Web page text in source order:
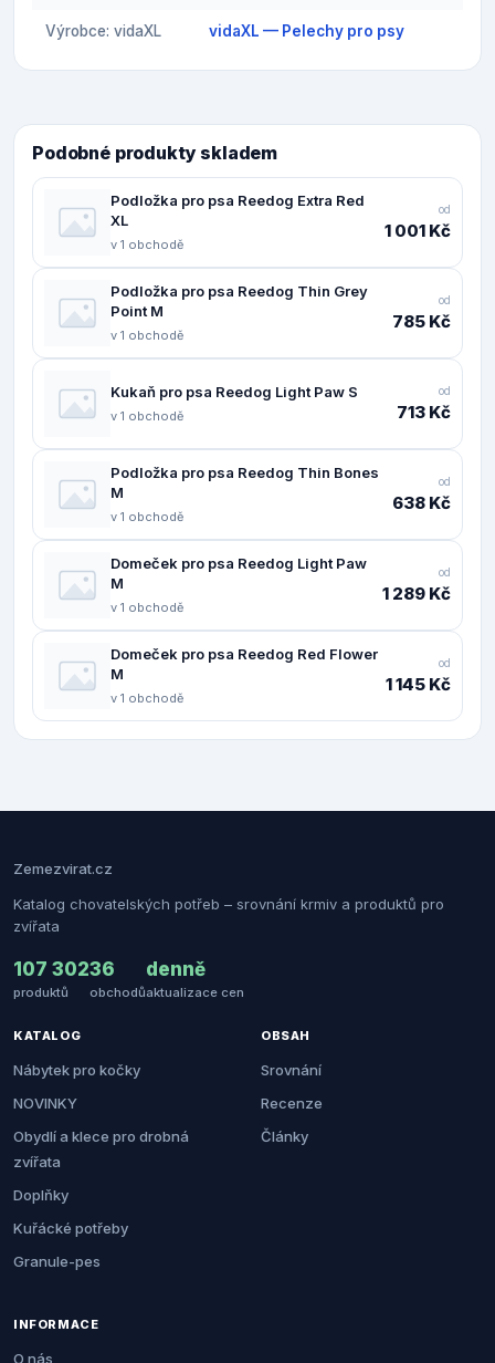
Výrobce: vidaXL vidaXL — Pelechy pro psy
Podobné produkty skladem
Podložka pro psa Reedog Extra Red
XL
v 1 obchodě
od
1 001 Kč
Podložka pro psa Reedog Thin Grey
Point M
v 1 obchodě
od
785 Kč
Kukaň pro psa Reedog Light Paw S
v 1 obchodě
od
713 Kč
Podložka pro psa Reedog Thin Bones
M
v 1 obchodě
od
638 Kč
Domeček pro psa Reedog Light Paw
M
v 1 obchodě
od
1 289 Kč
Domeček pro psa Reedog Red Flower
M
v 1 obchodě
od
1 145 Kč
Zemezvirat.cz
Katalog chovatelských potřeb – srovnání krmiv a produktů pro
zvířata
107 302
produktů
36
obchodů
denně
aktualizace cen
KATALOG
Nábytek pro kočky
NOVINKY
Obydlí a klece pro drobná
zvířata
Doplňky
Kuřácké potřeby
Granule-pes
OBSAH
Srovnání
Recenze
Články
INFORMACE
O nás